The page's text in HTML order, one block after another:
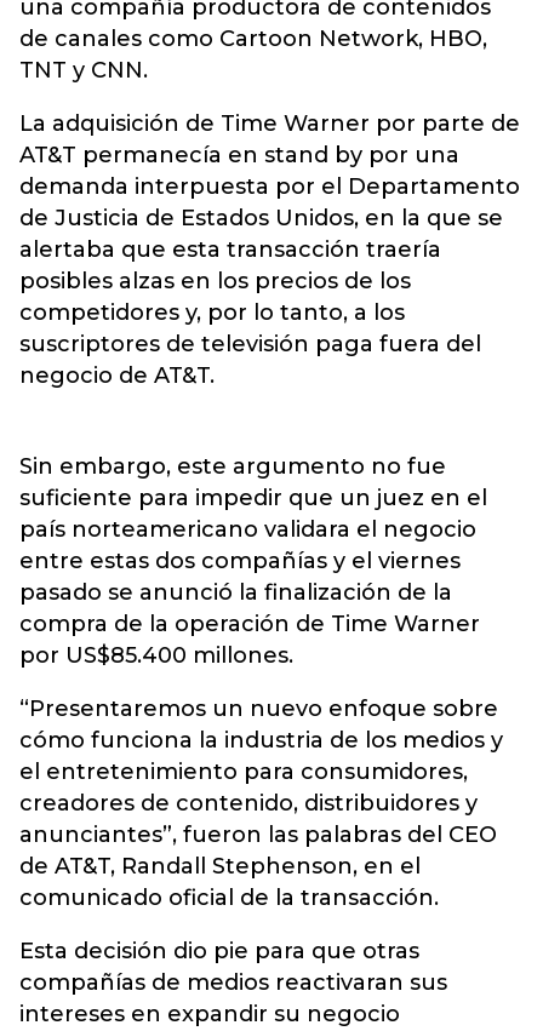
una compañía productora de contenidos
de canales como Cartoon Network, HBO,
TNT y CNN.
La adquisición de Time Warner por parte de
AT&T permanecía en stand by por una
demanda interpuesta por el Departamento
de Justicia de Estados Unidos, en la que se
alertaba que esta transacción traería
posibles alzas en los precios de los
competidores y, por lo tanto, a los
suscriptores de televisión paga fuera del
negocio de AT&T.
Sin embargo, este argumento no fue
suficiente para impedir que un juez en el
país norteamericano validara el negocio
entre estas dos compañías y el viernes
pasado se anunció la finalización de la
compra de la operación de Time Warner
por US$85.400 millones.
“Presentaremos un nuevo enfoque sobre
cómo funciona la industria de los medios y
el entretenimiento para consumidores,
creadores de contenido, distribuidores y
anunciantes”, fueron las palabras del CEO
de AT&T, Randall Stephenson, en el
comunicado oficial de la transacción.
Esta decisión dio pie para que otras
compañías de medios reactivaran sus
intereses en expandir su negocio